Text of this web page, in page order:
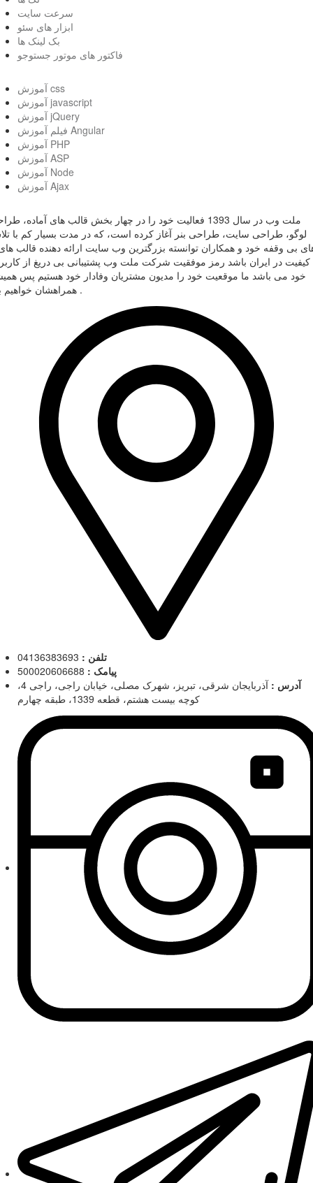
سرعت سایت
ابزار های سئو
بک لینک ها
فاکتور های موتور جستوجو
آموزش css
آموزش javascript
آموزش jQuery
فیلم آموزش Angular
آموزش PHP
آموزش ASP
آموزش Node
آموزش Ajax
ملت وب در سال 1393 فعالیت خود را در چهار بخش قالب های آماده،
لوگو، طراحی سایت، طراحی بنر آغاز کرده است، که در مدت بسیار کم با
بی وقفه خود و همکاران توانسته بزرگترین وب سایت ارائه دهنده قالب
کیفیت در ایران باشد رمز موفقیت شرکت ملت وب پشتیبانی بی دریغ از
خود می باشد ما موقعیت خود را مدیون مشتریان وفادار خود هستیم پس
همراهشان خواهیم بود .
تلفن :
پیامک :
آدرس :
آذربایجان شرقی، تبریز، شهرک مصلی، خیابان راجی، راجی 4،
کوچه بیست هشتم، قطعه 1339، طبقه چهارم